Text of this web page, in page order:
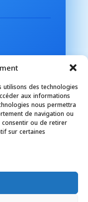
des technologies
aux informations
nous permettra
de navigation ou
consentir ou de retirer
sur certaines